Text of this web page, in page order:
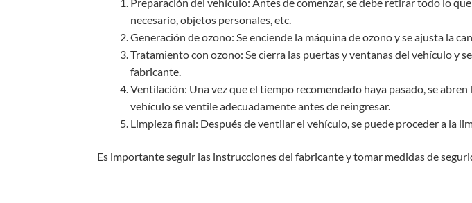
necesario, objetos personales, etc.
Generación de ozono: Se enciende la máquina de ozono y se ajusta la
Tratamiento con ozono: Se cierra las puertas y ventanas del vehículo y
fabricante.
Ventilación: Una vez que el tiempo recomendado haya pasado, se
vehículo se ventile adecuadamente antes de reingresar.
Limpieza final: Después de ventilar el vehículo, se puede proceder a la
Es importante seguir las instrucciones del fabricante y tomar medidas de